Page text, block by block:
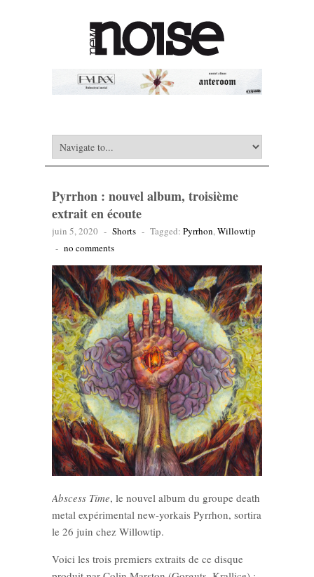
Pyrrhon : nouvel album, troisième
extrait en écoute
juin 5, 2020 - Shorts - Tagged: Pyrrhon,Willowtip
- no comments
Abscess Time, le nouvel album du groupe death
metal expérimental new-yorkais Pyrrhon, sortira
le 26 juin chez Willowtip.
Voici les trois premiers extraits de ce disque